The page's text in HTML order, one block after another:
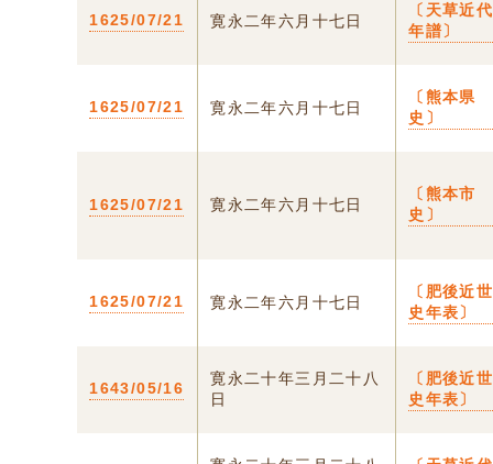
1625/07/21 寛永二年六月十七日
〔天草近代
年譜〕
1625/07/21 寛永二年六月十七日
〔熊本県
史〕
1625/07/21 寛永二年六月十七日
〔熊本市
史〕
1625/07/21 寛永二年六月十七日
〔肥後近世
史年表〕
1643/05/16
寛永二十年三月二十八
日
〔肥後近世
史年表〕